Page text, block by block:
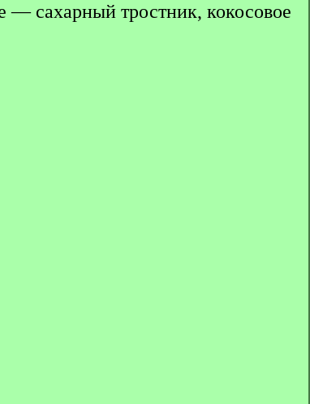
— сахарный тростник, кокосовое